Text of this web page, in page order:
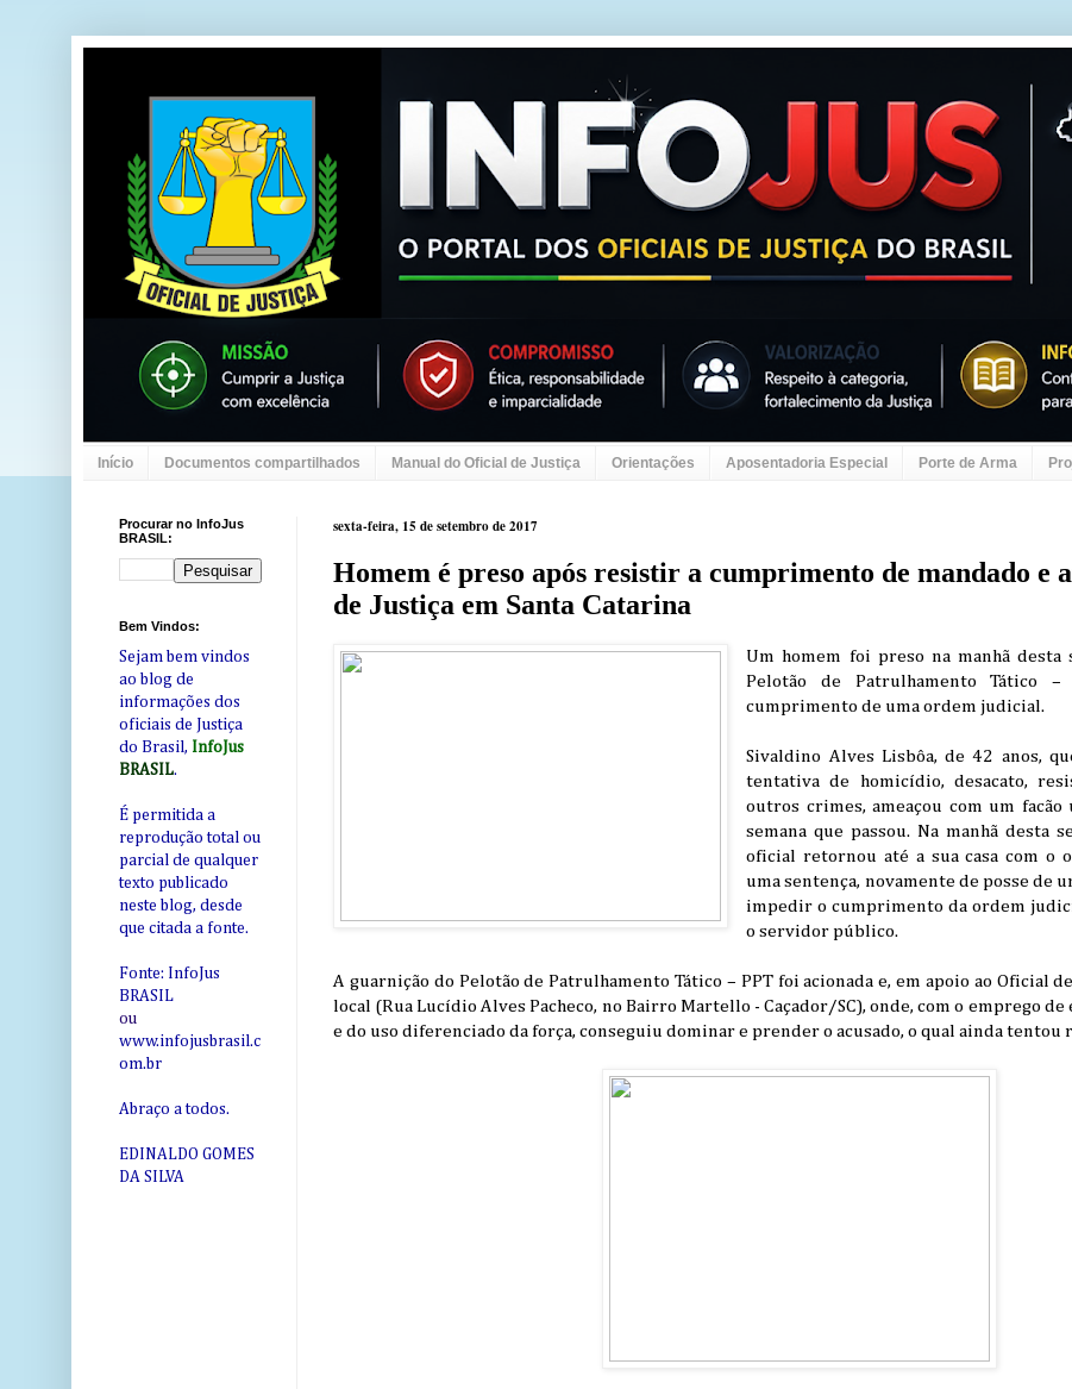
Início Documentos compartilhados Manual do Oficial de Justiça Orientações Aposentadoria Especial Porte de Arma
sexta-feira, 15 de setembro de 2017
Homem é preso após resistir a cumprimento de mandado e
de Justiça em Santa Catarina
Um homem foi preso na manhã desta
Pelotão de Patrulhamento Tático
cumprimento de uma ordem judicial.
Sivaldino Alves Lisbôa, de 42 anos,
tentativa de homicídio, desacato,
outros crimes, ameaçou com um
semana que passou. Na manhã desta
oficial retornou até a sua casa com o
uma sentença, novamente de posse de
impedir o cumprimento da ordem
o servidor público.
A guarnição do Pelotão de Patrulhamento Tático – PPT foi acionada e, em apoio ao Oficial
local (Rua Lucídio Alves Pacheco, no Bairro Martello - Caçador/SC), onde, com o emprego
e do uso diferenciado da força, conseguiu dominar e prender o acusado, o qual ainda tentou
Procurar no InfoJus
BRASIL:
Bem Vindos:
Sejam bem vindos
ao blog de
informações dos
oficiais de Justiça
do Brasil, InfoJus
BRASIL.
É permitida a
reprodução total ou
parcial de qualquer
texto publicado
neste blog, desde
que citada a fonte.
Fonte: InfoJus
BRASIL
ou
www.infojusbrasil.c
om.br
Abraço a todos.
EDINALDO GOMES
DA SILVA